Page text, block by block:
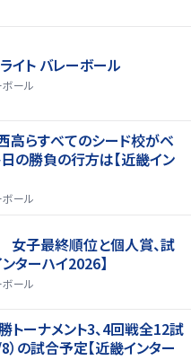
イト バレーボール
ボール
高らすべてのシード校がベ
の勝負の行方は【近畿イン
ボール
子最終順位と個人賞、試
ターハイ2026】
ボール
トーナメント3、4回戦全12試
の試合予定【近畿インター